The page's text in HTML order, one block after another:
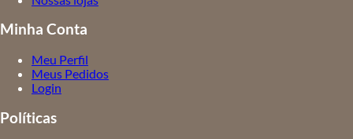
Minha Conta
Meu Perfil
Meus Pedidos
Login
Políticas